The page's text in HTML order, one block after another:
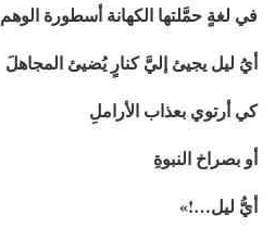
في لغةٍ حمَّلتها الكهانة أسطورة الوهم
أيُ ليل يجيئ إليَّ كنارٍ يُضيئ المجاهلَ
كي أرتوي بعذاب الأراملِ
أو بصراخ النبوةِ
أيُّ ليل…!»